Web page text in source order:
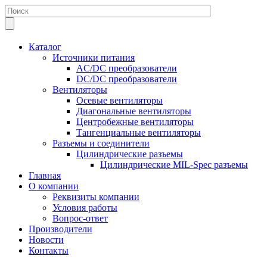
Каталог
Источники питания
AC/DC преобразователи
DC/DC преобразователи
Вентиляторы
Осевые вентиляторы
Диагональные вентиляторы
Центробежные вентиляторы
Тангенциальные вентиляторы
Разъемы и соединители
Цилиндрические разъемы
Цилиндрические MIL-Spec разъемы
Главная
О компании
Реквизиты компании
Условия работы
Вопрос-ответ
Производители
Новости
Контакты